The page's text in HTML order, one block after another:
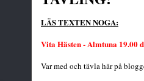
LÄS TEXTEN NOGA:
Vita Hästen - Almtuna 19.00
Var med och tävla här på